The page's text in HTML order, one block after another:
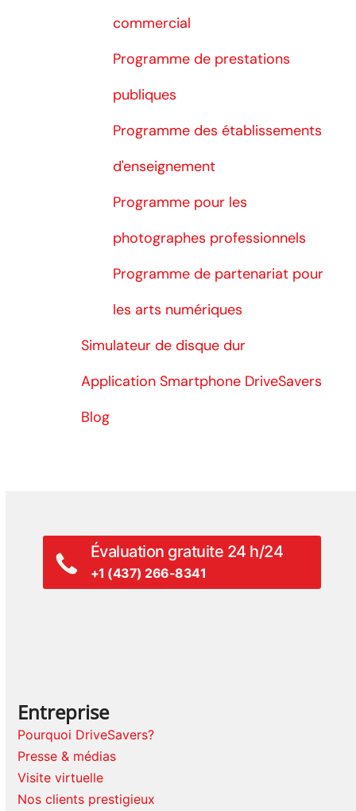
commercial
Programme de prestations
publiques
Programme des établissements
d'enseignement
Programme pour les
photographes professionnels
Programme de partenariat pour
les arts numériques
Simulateur de disque dur
Application Smartphone DriveSavers
Blog
Évaluation gratuite 24 h/24
+1 (437) 266-8341
Entreprise
Pourquoi DriveSavers?
Presse & médias
Visite virtuelle
Nos clients prestigieux